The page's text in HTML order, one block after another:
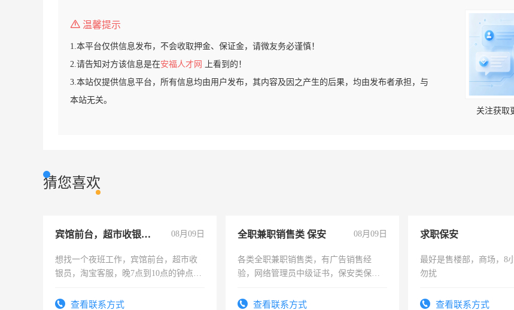
温馨提示
1.本平台仅供信息发布，不会收取押金、保证金，请微友务必谨慎！
2.请告知对方该信息是在安福人才网
上看到的！
3.本站仅提供信息平台，所有信息均由用户发布，其内容及因之产生的后果，均由发布者承担，与
本站无关。
关注获取
猜您喜欢
宾馆前台，超市收银员，淘宝客服 08月09日
想找一个夜班工作，宾馆前台，超市收
银员，淘宝客服，晚7点到10点的钟点
号同微信查看联系方式
全职兼职销售类 保安 08月09日
各类全职兼职销售类，有广告销售经
验，网络管理员中级证书，保安类保安
有高低压电工证和十几年工作经验
查看联系方式
求职保安
最好是售楼部，商场，8
勿扰
查看联系方式